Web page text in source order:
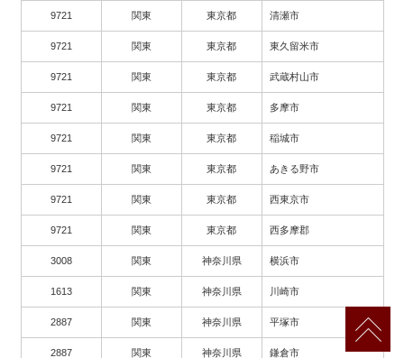
9721 関東 東京都 清瀬市
9721 関東 東京都 東久留米市
9721 関東 東京都 武蔵村山市
9721 関東 東京都 多摩市
9721 関東 東京都 稲城市
9721 関東 東京都 あきる野市
9721 関東 東京都 西東京市
9721 関東 東京都 西多摩郡
3008 関東 神奈川県 横浜市
1613 関東 神奈川県 川崎市
2887 関東 神奈川県 平塚市
2887 関東 神奈川県 鎌倉市